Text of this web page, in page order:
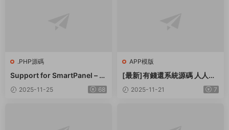
.PHP源碼
Support for SmartPanel – S
MM Panel Script
2025-11-25 68
APP模版
[最新]有錢還系統源碼 人人還
衆籌還錢模式還貸系統源碼
2025-11-21 7